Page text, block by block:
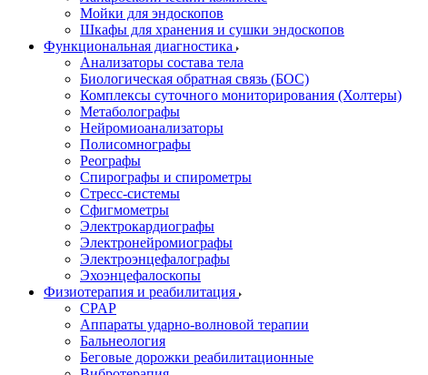
Мойки для эндоскопов
Шкафы для хранения и сушки эндоскопов
Функциональная диагностика
Анализаторы состава тела
Биологическая обратная связь (БОС)
Комплексы суточного мониторирования (Холтеры)
Метаболографы
Нейромиоанализаторы
Полисомнографы
Реографы
Спирографы и спирометры
Стресс-системы
Сфигмометры
Электрокардиографы
Электронейромиографы
Электроэнцефалографы
Эхоэнцефалоскопы
Физиотерапия и реабилитация
CPAP
Аппараты ударно-волновой терапии
Бальнеология
Беговые дорожки реабилитационные